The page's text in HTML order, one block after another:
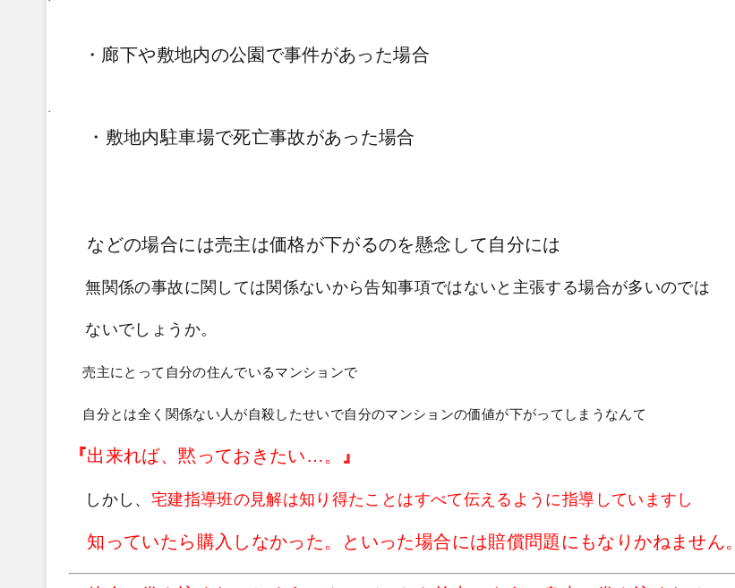
・廊下や敷地内の公園で事件があった場合
·
・敷地内駐車場で死亡事故があった場合
などの場合には売主は価格が下がるのを懸念して自分には
無関係の事故に関しては関係ないから告知事項ではないと主張する場合が多いのでは
ないでしょうか。
売主にとって自分の住んでいるマンションで
自分とは全く関係ない人が自殺したせいで自分のマンションの価値が下がってしまうなんて
『出来れば、黙っておきたい…。 』
しかし、 宅建指導班の見解は知り得たことはすべて伝えるように指導していますし
知っていたら購入しなかった。といった場合には賠償問題にもなりかねません。